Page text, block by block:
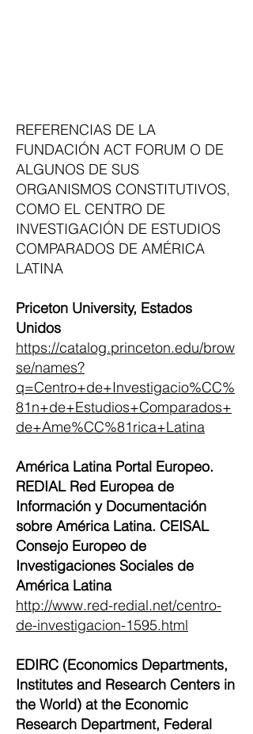
REFERENCIAS DE LA
FUNDACIÓN ACT FORUM O DE
ALGUNOS DE SUS
ORGANISMOS CONSTITUTIVOS,
COMO EL CENTRO DE
INVESTIGACIÓN DE ESTUDIOS
COMPARADOS DE AMÉRICA
LATINA
Priceton University, Estados
Unidos
https://catalog.princeton.edu/brow
se/names?
q=Centro+de+Investigacio%CC%
81n+de+Estudios+Comparados+
de+Ame%CC%81rica+Latina
América Latina Portal Europeo.
REDIAL Red Europea de
Información y Documentación
sobre América Latina. CEISAL
Consejo Europeo de
Investigaciones Sociales de
América Latina
http://www.red-redial.net/centro-
de-investigacion-1595.html
EDIRC (Economics Departments,
Institutes and Research Centers in
the World) at the Economic
Research Department, Federal